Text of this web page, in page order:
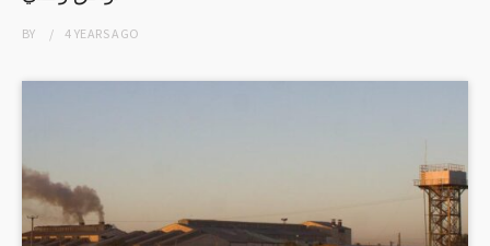
BY 4 YEARSAGO